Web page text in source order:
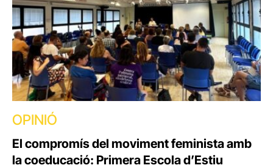
OPINIÓ
El compromís del moviment feminista amb
la coeducació: Primera Escola d’Estiu